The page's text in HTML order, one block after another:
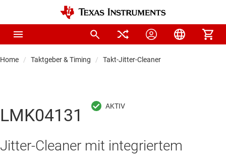
Home Taktgeber & Timing Takt-Jitter-Cleaner
LMK04131
Jitter-Cleaner mit integriertem